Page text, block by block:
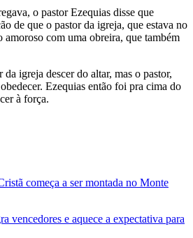
o pastor Ezequias disse que
de que o pastor da igreja, que estava no
amoroso com uma obreira, que também
igreja descer do altar, mas o pastor,
Ezequias então foi pra cima do
à força.
começa a ser montada no Monte
vencedores e aquece a expectativa para